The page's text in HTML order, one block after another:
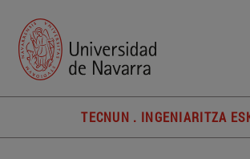
TECNUN . INGENIARITZA